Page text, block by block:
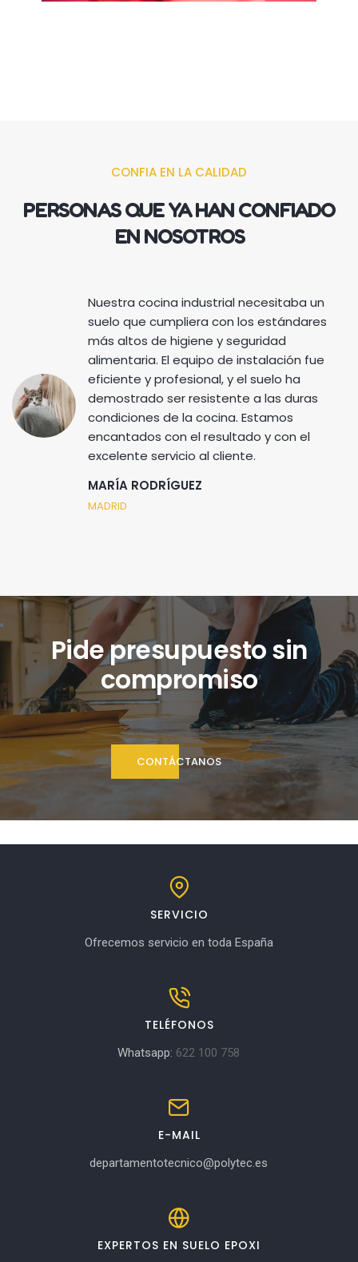
CONFIA EN LA CALIDAD
PERSONAS QUE YA HAN CONFIADO
EN NOSOTROS
Nuestra cocina industrial necesitaba un
suelo que cumpliera con los estándares
más altos de higiene y seguridad
alimentaria. El equipo de instalación fue
eficiente y profesional, y el suelo ha
demostrado ser resistente a las duras
condiciones de la cocina. Estamos
encantados con el resultado y con el
excelente servicio al cliente.
MARÍA RODRÍGUEZ
MADRID
Pide presupuesto sin
compromiso
CONTÁCTANOS
SERVICIO
Ofrecemos servicio en toda España
TELÉFONOS
Whatsapp: 622 100 758
E-MAIL
departamentotecnico@polytec.es
EXPERTOS EN SUELO EPOXI